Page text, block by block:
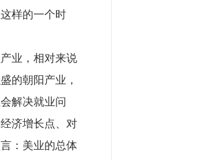
样的一个时
业，相对来说
的朝阳产业，
解决就业问
济增长点、对
：美业的总体